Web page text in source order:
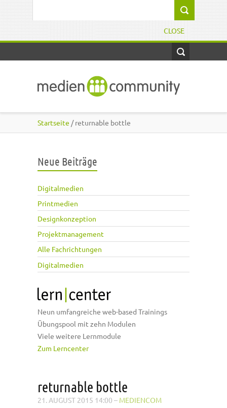
CLOSE
Startseite / returnable bottle
Neue Beiträge
Digitalmedien
Printmedien
Designkonzeption
Projektmanagement
Alle Fachrichtungen
Digitalmedien
Neun umfangreiche web-based Trainings
Übungspool mit zehn Modulen
Viele weitere Lernmodule
Zum Lerncenter
returnable bottle
21. AUGUST 2015 14:00 – MEDIENCOM